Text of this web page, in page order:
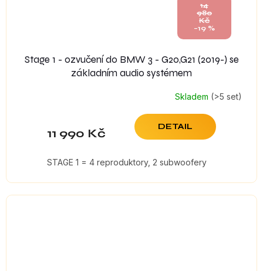
14
980
Kč
–19 %
Stage 1 - ozvučení do BMW 3 - G20,G21 (2019-) se
základním audio systémem
Skladem (>5 set)
11 990 Kč DETAIL
STAGE 1 = 4 reproduktory, 2 subwoofery